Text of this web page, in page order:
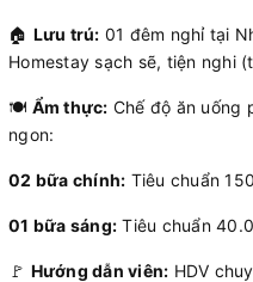
🏠 Lưu trú: 01 đêm nghỉ tại
Homestay sạch sẽ, tiện nghi
🍽️ Ẩm thực: Chế độ ăn uống
ngon:
02 bữa chính: Tiêu chuẩn
01 bữa sáng: Tiêu chuẩn
🚩 Hướng dẫn viên: HDV